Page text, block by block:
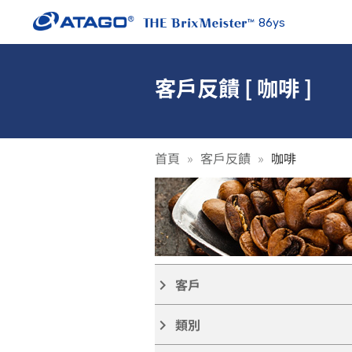
86ys
客戶反饋 [ 咖啡 ]
首頁 客戶反饋 咖啡
keyboard_arrow_right 客戶
keyboard_arrow_right 類別